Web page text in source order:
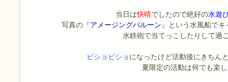
当日は快晴でしたので絶好の水遊
写真の『アメージングバルーン 』という水風船で
水鉄砲で当てっこしたりして過
ビショビショ になったけど活動後にきちん
夏限定の活動は何でも楽